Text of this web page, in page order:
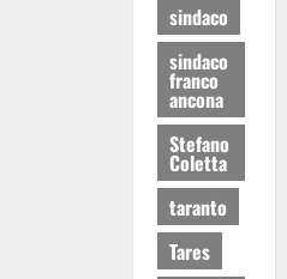
sindaco
sindaco
franco
ancona
Stefano
Coletta
taranto
Tares